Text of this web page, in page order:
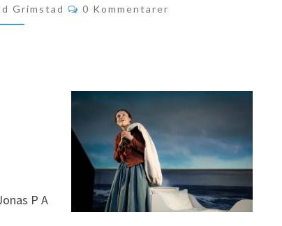
Grimstad Kommentarer
0 Kommentarer
P A